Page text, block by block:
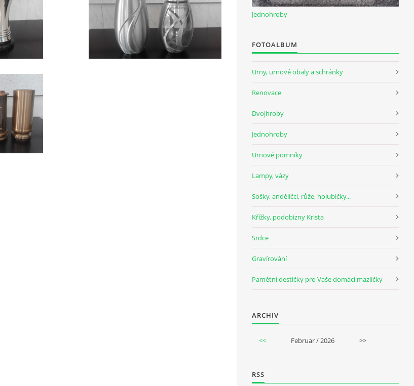
Jednohroby
FOTOALBUM
Urny, urnové obaly a schránky
Renovace
Dvojhroby
Jednohroby
Urnové pomníky
Lampy, vázy
Sošky, andělíčci, růže, holubičky...
Křížky, podobizny Krista
Srdce
Gravírování
Pamětní destičky pro Vaše domácí mazlíčky
ARCHIV
<< Februar / 2026 >>
RSS